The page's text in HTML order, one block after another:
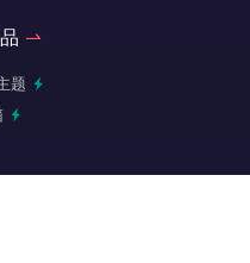
题